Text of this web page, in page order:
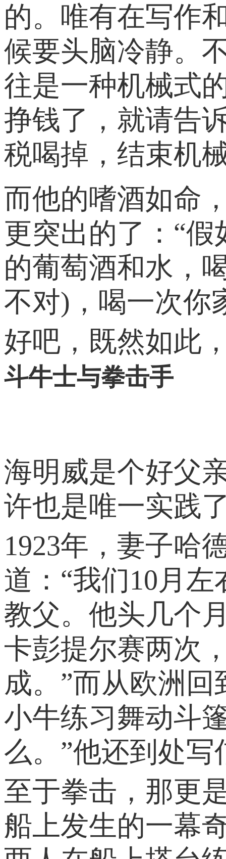
的。唯有在写作
候要头脑冷静。
往是一种机械式
挣钱了，就请告
税喝掉，结束机
而他的嗜酒如命
更突出的了：“
的葡萄酒和水，
不对)，喝一次你
好吧，既然如此
斗牛士与拳击手
海明威是个好父
许也是唯一实践
1923年，妻子哈
道：“我们10月
教父。他头几个
卡彭提尔赛两次
成。”而从欧洲
小牛练习舞动斗
么。”他还到处
至于拳击，那更
船上发生的一幕